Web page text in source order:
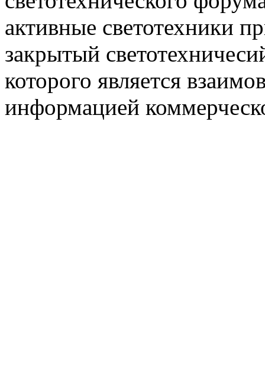
активные светотехники
закрытый
которого является
информацией